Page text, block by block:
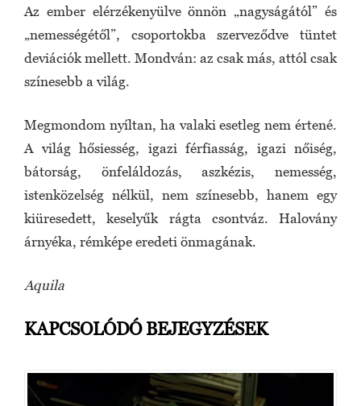
Az ember elérzékenyülve önnön „nagyságától” és
„nemességétől”, csoportokba szerveződve tüntet
deviációk mellett. Mondván: az csak más, attól csak
színesebb a világ.
Megmondom nyíltan, ha valaki esetleg nem értené.
A világ hősiesség, igazi férfiasság, igazi nőiség,
bátorság, önfeláldozás, aszkézis, nemesség,
istenközelség nélkül, nem színesebb, hanem egy
kiüresedett, keselyűk rágta csontváz. Halovány
árnyéka, rémképe eredeti önmagának.
Aquila
KAPCSOLÓDÓ BEJEGYZÉSEK